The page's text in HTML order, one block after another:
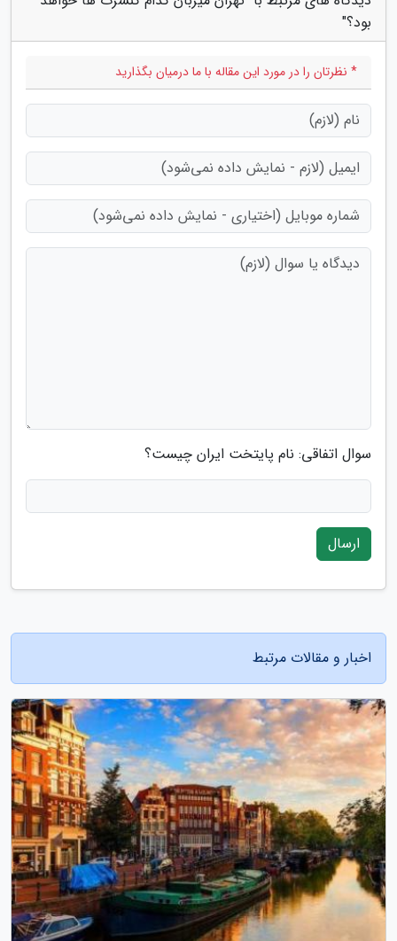
بود؟"
* نظرتان را در مورد این مقاله با ما درمیان بگذارید
سوال اتفاقی: نام پایتخت ایران چیست؟
ارسال
اخبار و مقالات مرتبط